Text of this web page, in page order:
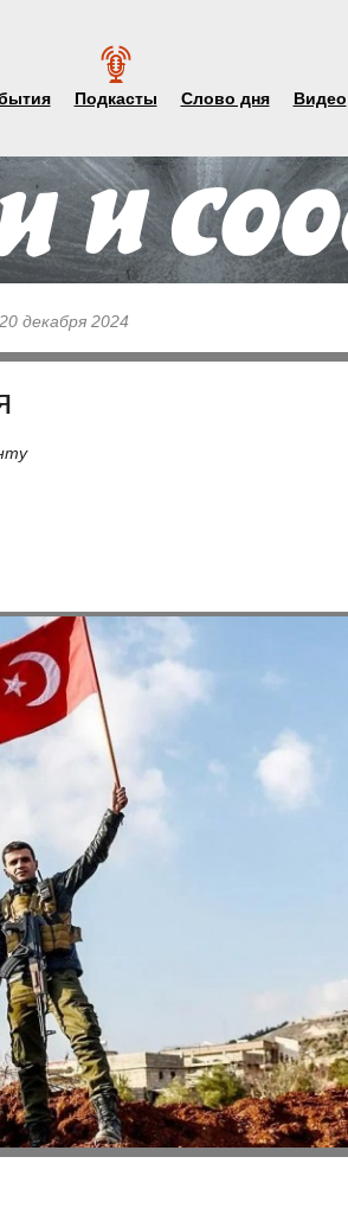
Подкасты Слово дня Видео
декабря 2024